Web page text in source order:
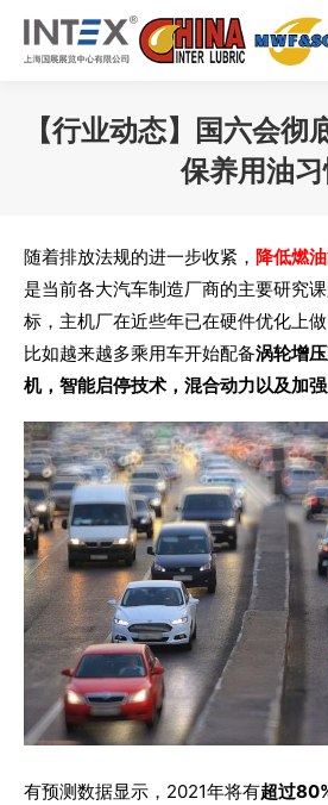
【行业动态】国六会彻
保养用油
随着排放法规的进一步收紧， 降低燃
是当前各大汽车制造厂商的主要研究
标，主机厂在近些年已在硬件优化上
比如越来越多乘用车开始配备涡轮增
机，智能启停技术，混合动力以及加
有预测数据显示，2021年将有超过